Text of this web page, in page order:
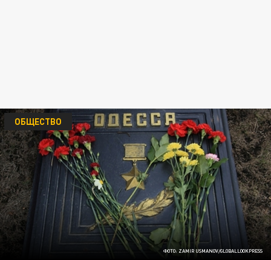
ФОТО: ZAMIR USMANOV/GLOBALLOOKPRESS
ОБЩЕСТВО